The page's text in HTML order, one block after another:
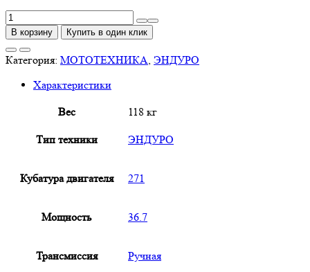
Количество
товара
CORSA
В корзину Купить в один клик
Категория: МОТОТЕХНИКА, ЭНДУРО
Характеристики
Вес 118 кг
Тип техники ЭНДУРО
Кубатура двигателя 271
Мощность 36.7
Трансмиссия Ручная